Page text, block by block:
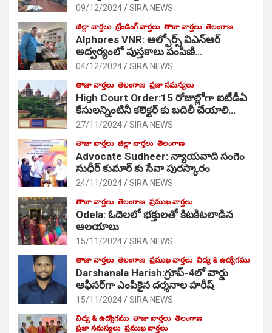
09/12/2024 SIRA NEWS
జిల్లా వార్తలు ట్రేండింగ్ వార్తలు తాజా వార్తలు తెలంగాణ
Alphores VNR: ఆల్ఫోర్స్ విఎన్ఆర్
అద్వర్యంలో పుస్తకాలు పంపిణి…
04/12/2024 SIRA NEWS
తాజా వార్తలు తెలంగాణ ప్రజా సమస్యలు
High Court Order:15 రోజుల్లోగా ఐటీడీఏ
కేసులన్నింటినీ కలెక్టర్ కు బదిలీ చేయాలి…
27/11/2024 SIRA NEWS
తాజా వార్తలు జిల్లా వార్తలు తెలంగాణ
Advocate Sudheer: న్యాయవాది సంగెం
సుధీర్ కుమార్ కు సేవా పురస్కారం
24/11/2024 SIRA NEWS
తాజా వార్తలు తెలంగాణ ప్రముఖ వార్తలు
Odela: ఓదెల‌లో భక్తులతో కిటకిటలాడిన
ఆల‌యాలు
15/11/2024 SIRA NEWS
తాజా వార్తలు తెలంగాణ ప్రముఖ వార్తలు విద్య & ఉద్యోగము
Darshanala Harish:గ్రూప్-4లో వార్డు
ఆఫీసర్‌గా ఎంపికైన దర్శనాల హరీష్
15/11/2024 SIRA NEWS
విద్య & ఉద్యోగము తాజా వార్తలు తెలంగాణ
ప్రజా సమస్యలు ప్రముఖ వార్తలు